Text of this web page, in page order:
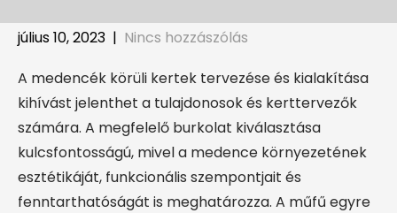
július 10, 2023 | Nincs hozzászólás
A medencék körüli kertek tervezése és kialakítása
kihívást jelenthet a tulajdonosok és kerttervezők
számára. A megfelelő burkolat kiválasztása
kulcsfontosságú, mivel a medence környezetének
esztétikáját, funkcionális szempontjait és
fenntarthatóságát is meghatározza. A műfű egyre